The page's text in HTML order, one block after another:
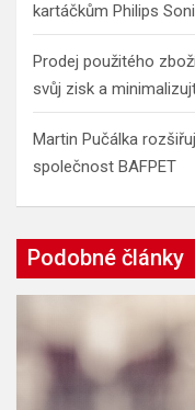
kartáčkům Philips
Prodej použitého
svůj zisk a
Martin Pučálka
společnost BAFPET
Podobné články